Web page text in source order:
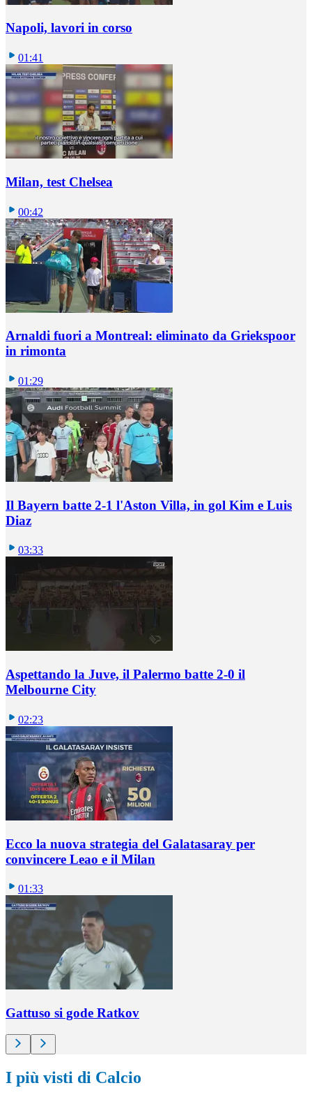
Napoli, lavori in corso
01:41
Milan, test Chelsea
00:42
Arnaldi fuori a Montreal: eliminato da Griekspoor
in rimonta
01:29
Il Bayern batte 2-1 l'Aston Villa, in gol Kim e Luis
Diaz
03:33
Aspettando la Juve, il Palermo batte 2-0 il
Melbourne City
02:23
Ecco la nuova strategia del Galatasaray per
convincere Leao e il Milan
01:33
Gattuso si gode Ratkov
I più visti di Calcio